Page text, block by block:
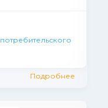
Подробнее